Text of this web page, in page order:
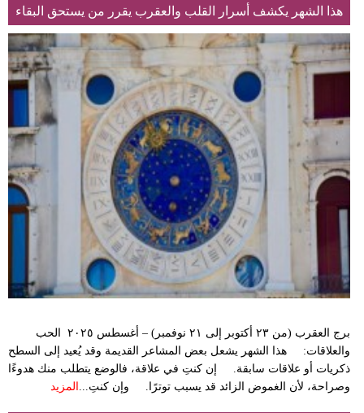
هذا الشهر يكشف أسرار القلب والعقرب يقرر من يستحق البقاء
برج العقرب (من ٢٣ أكتوبر إلى ٢١ نوفمبر) – أغسطس ٢٠٢٥ الحب
والعلاقات: هذا الشهر يشعل بعض المشاعر القديمة وقد يُعيد إلى السطح
ذكريات أو علاقات سابقة. إن كنتِ في علاقة، فالوضع يتطلب منك هدوءًا
وصراحة، لأن الغموض الزائد قد يسبب توترًا. وإن كنتِ... المزيد